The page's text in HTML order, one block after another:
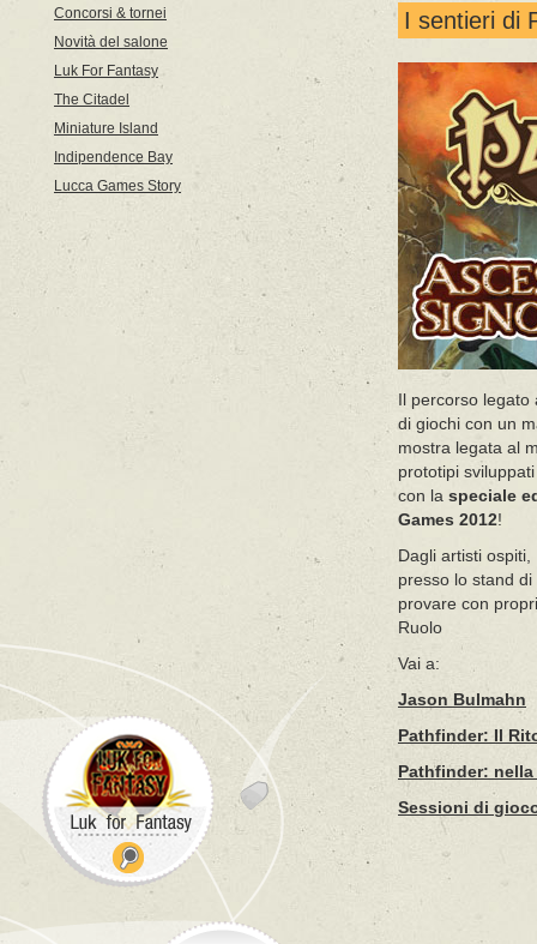
Concorsi & tornei
Novità del salone
Luk For Fantasy
The Citadel
Miniature Island
Indipendence Bay
Lucca Games Story
I sentieri di
Il percorso
di giochi con un
mostra legata al
prototipi
con la speciale
Games 2012!
Dagli artisti
presso lo stand
provare con
Ruolo
Vai a:
Jason Bulmahn
Pathfinder: Il
Pathfinder:
Sessioni di